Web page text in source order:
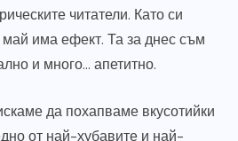
читатели. Като си
май има ефект. Та за днес съм
и много… апетитно.
да похапваме вкусотийки
от най-хубавите и най-